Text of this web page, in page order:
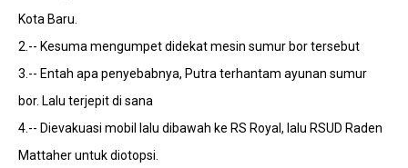
Kota Baru.
2.-- Kesuma mengumpet didekat mesin sumur bor tersebut
3.-- Entah apa penyebabnya, Putra terhantam ayunan sumur
bor. Lalu terjepit di sana
4.-- Dievakuasi mobil lalu dibawah ke RS Royal, lalu RSUD Raden
Mattaher untuk diotopsi.